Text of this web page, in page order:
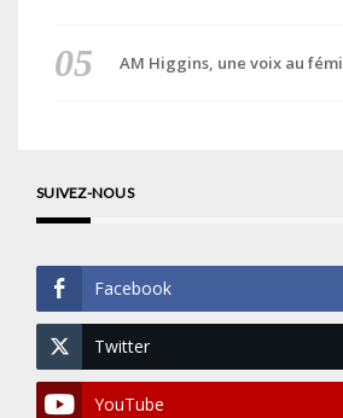
AM Higgins, une voix au
SUIVEZ-NOUS
Facebook
Twitter
YouTube